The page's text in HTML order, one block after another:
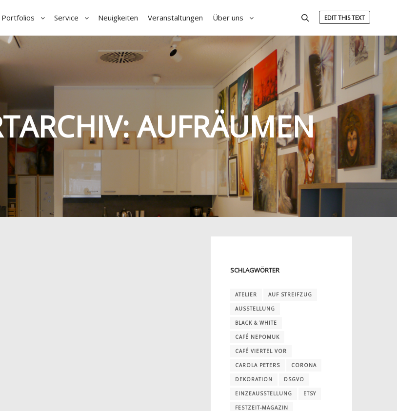
Portfolios Service Neuigkeiten Veranstaltungen Über uns EDIT THIS TEXT
AUFRÄUMEN
SCHLAGWÖRTER
ATELIER AUF STREIFZUG
AUSSTELLUNG
BLACK & WHITE
CAFÉ NEPOMUK
CAFÉ VIERTEL VOR
CAROLA PETERS CORONA
DEKORATION DSGVO
EINZEAUSSTELLUNG ETSY
FESTZEIT-MAGAZIN